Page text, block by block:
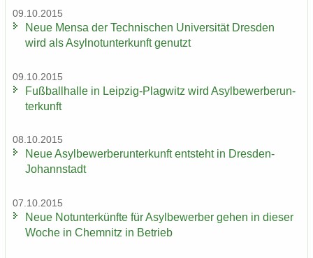
09.10.2015
Neue Mensa der Tech­ni­schen Uni­ver­si­tät Dres­den
wird als Asyl­not­un­ter­kunft ge­nutzt
09.10.2015
Fuß­ball­hal­le in Leipzig-​Plagwitz wird Asyl­be­wer­ber­un­
ter­kunft
08.10.2015
Neue Asyl­be­wer­ber­un­ter­kunft ent­steht in Dresden-​
Johannstadt
07.10.2015
Neue Not­un­ter­künf­te für Asyl­be­wer­ber gehen in die­ser
Woche in Chem­nitz in Be­trieb